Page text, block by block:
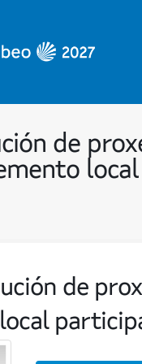
de
de